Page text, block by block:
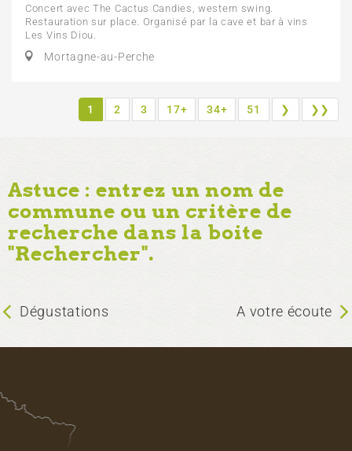
Concert avec The Cactus Candies, western swing.
Restauration sur place. Organisé par la cave et bar à vins
Les Vins Diou.
Mortagne-au-Perche
1 2 3 17+ 34+ 51 ❯ ❯❯
Astuce : entrez un nom de
commune ou un critère de
recherche dans la boite
"Rechercher".
Dégustations A votre écoute